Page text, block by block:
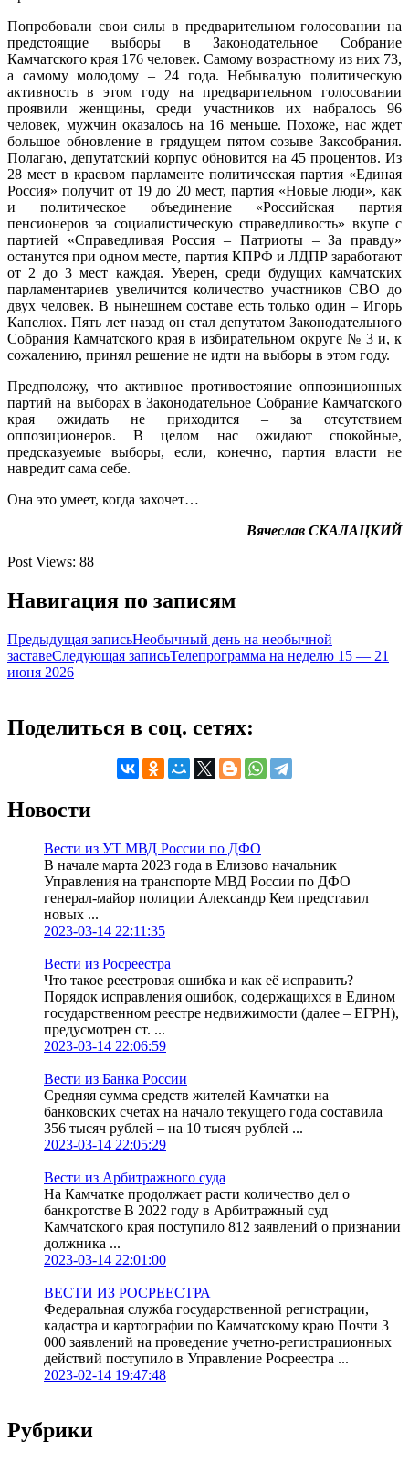
Попробовали свои силы в предварительном голосовании на
предстоящие выборы в Законодательное Собрание
Камчатского края 176 человек. Самому возрастному из них 73,
а самому молодому – 24 года. Небывалую политическую
активность в этом году на предварительном голосовании
проявили женщины, среди участников их набралось 96
человек, мужчин оказалось на 16 меньше. Похоже, нас ждет
большое обновление в грядущем пятом созыве Заксобрания.
Полагаю, депутатский корпус обновится на 45 процентов. Из
28 мест в краевом парламенте политическая партия «Единая
Россия» получит от 19 до 20 мест, партия «Новые люди», как
и политическое объединение «Российская партия
пенсионеров за социалистическую справедливость» вкупе с
партией «Справедливая Россия – Патриоты – За правду»
останутся при одном месте, партия КПРФ и ЛДПР заработают
от 2 до 3 мест каждая. Уверен, среди будущих камчатских
парламентариев увеличится количество участников СВО до
двух человек. В нынешнем составе есть только один – Игорь
Капелюх. Пять лет назад он стал депутатом Законодательного
Собрания Камчатского края в избирательном округе № 3 и, к
сожалению, принял решение не идти на выборы в этом году.
Предположу, что активное противостояние оппозиционных
партий на выборах в Законодательное Собрание Камчатского
края ожидать не приходится – за отсутствием
оппозиционеров. В целом нас ожидают спокойные,
предсказуемые выборы, если, конечно, партия власти не
навредит сама себе.
Она это умеет, когда захочет…
Вячеслав СКАЛАЦКИЙ
Post Views: 88
Навигация по записям
Предыдущая записьНеобычный день на необычной
заставеСледующая записьТелепрограмма на неделю 15 — 21
июня 2026
Поделиться в соц. сетях:
Новости
Вести из УТ МВД России по ДФО
В начале марта 2023 года в Елизово начальник
Управления на транспорте МВД России по ДФО
генерал-майор полиции Александр Кем представил
новых ...
2023-03-14 22:11:35
Вести из Росреестра
Что такое реестровая ошибка и как её исправить?
Порядок исправления ошибок, содержащихся в Едином
государственном реестре недвижимости (далее – ЕГРН),
предусмотрен ст. ...
2023-03-14 22:06:59
Вести из Банка России
Средняя сумма средств жителей Камчатки на
банковских счетах на начало текущего года составила
356 тысяч рублей – на 10 тысяч рублей ...
2023-03-14 22:05:29
Вести из Арбитражного суда
На Камчатке продолжает расти количество дел о
банкротстве В 2022 году в Арбитражный суд
Камчатского края поступило 812 заявлений о признании
должника ...
2023-03-14 22:01:00
ВЕСТИ ИЗ РОСРЕЕСТРА
Федеральная служба государственной регистрации,
кадастра и картографии по Камчатскому краю Почти 3
000 заявлений на проведение учетно-регистрационных
действий поступило в Управление Росреестра ...
2023-02-14 19:47:48
Рубрики